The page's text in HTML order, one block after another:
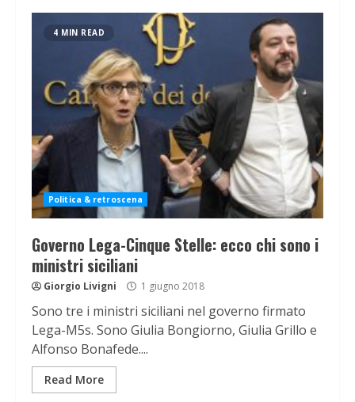
4 MIN READ
Politica & retroscena
Governo Lega-Cinque Stelle: ecco chi sono i
ministri siciliani
Giorgio Livigni 1 giugno 2018
Sono tre i ministri siciliani nel governo firmato
Lega-M5s. Sono Giulia Bongiorno, Giulia Grillo e
Alfonso Bonafede....
Read More